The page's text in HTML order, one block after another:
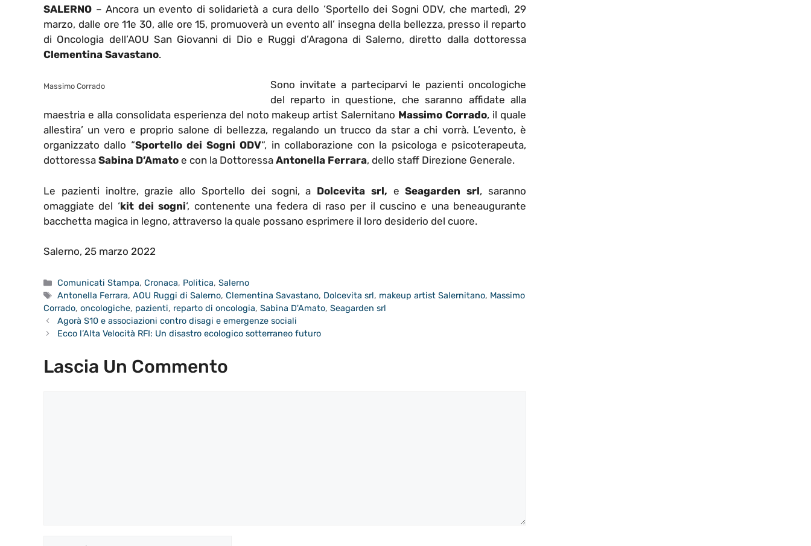
SALERNO – Ancora un evento di solidarietà a cura dello ‘Sportello dei Sogni ODV, che martedì, 29
marzo, dalle ore 11e 30, alle ore 15, promuoverà un evento all’ insegna della bellezza, presso il reparto
di Oncologia dell’AOU San Giovanni di Dio e Ruggi d’Aragona di Salerno, diretto dalla dottoressa
Clementina Savastano.
Massimo Corrado
Sono invitate a parteciparvi le pazienti oncologiche
del reparto in questione, che saranno affidate alla
maestria e alla consolidata esperienza del noto makeup artist Salernitano Massimo Corrado, il quale
allestira’ un vero e proprio salone di bellezza, regalando un trucco da star a chi vorrà. L’evento, è
organizzato dallo “Sportello dei Sogni ODV“, in collaborazione con la psicologa e psicoterapeuta,
dottoressa Sabina D’Amato e con la Dottoressa Antonella Ferrara, dello staff Direzione Generale.
Le pazienti inoltre, grazie allo Sportello dei sogni, a Dolcevita srl, eSeagarden srl, saranno
omaggiate del ‘kit dei sogni‘, contenente una federa di raso per il cuscino e una beneaugurante
bacchetta magica in legno, attraverso la quale possano esprimere il loro desiderio del cuore.
Salerno, 25 marzo 2022
Categorie
Comunicati Stampa,Cronaca, Politica,Salerno
Tag
Antonella Ferrara,AOU Ruggi di Salerno,Clementina Savastano, Dolcevita srl, makeup artist Salernitano, Massimo
Corrado, oncologiche, pazienti, reparto di oncologia, Sabina D'Amato, Seagarden srl
Agorà S10 e associazioni contro disagi e emergenze sociali
Ecco l’Alta Velocità RFI: Un disastro ecologico sotterraneo futuro
Lascia Un Commento